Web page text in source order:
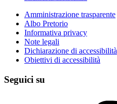
Amministrazione trasparente
Albo Pretorio
Informativa privacy
Note legali
Dichiarazione di accessibilità
Obiettivi di accessibilità
Seguici su